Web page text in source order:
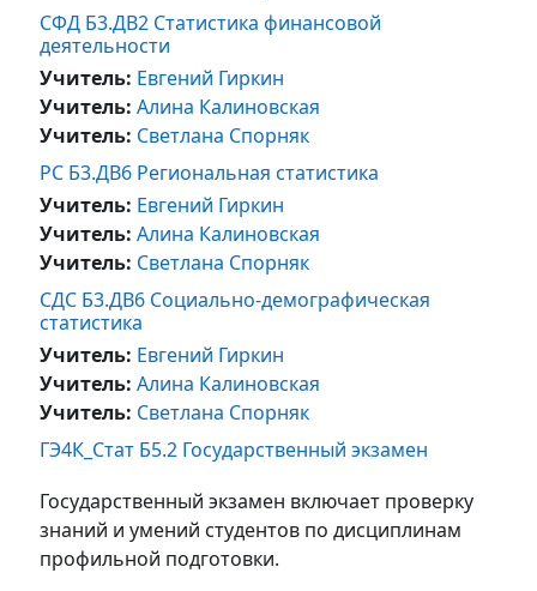
СФД Б3.ДВ2 Статистика финансовой
деятельности
Учитель: Евгений Гиркин
Учитель: Алина Калиновская
Учитель: Cветлана Спорняк
РС Б3.ДВ6 Региональная статистика
Учитель: Евгений Гиркин
Учитель: Алина Калиновская
Учитель: Cветлана Спорняк
СДС Б3.ДВ6 Социально-демографическая
статистика
Учитель: Евгений Гиркин
Учитель: Алина Калиновская
Учитель: Cветлана Спорняк
ГЭ4К_Стат Б5.2 Государственный экзамен
Государственный экзамен включает проверку
знаний и умений студентов по дисциплинам
профильной подготовки.